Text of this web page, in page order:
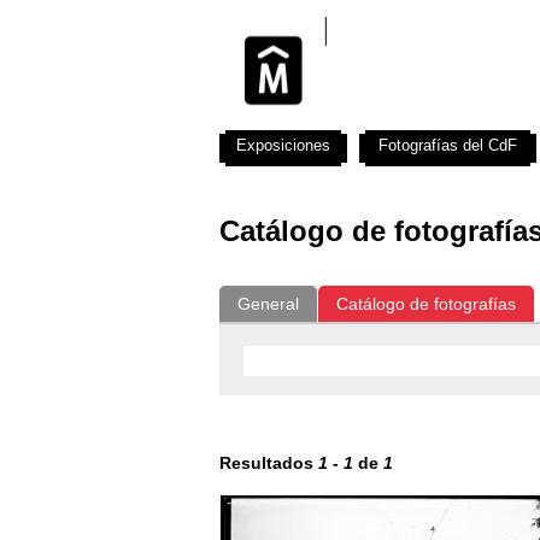
Catálogo de
General Catálogo de fotografías
Resultados 1 - 1 de 1
Exposiciones Fotografías del CdF